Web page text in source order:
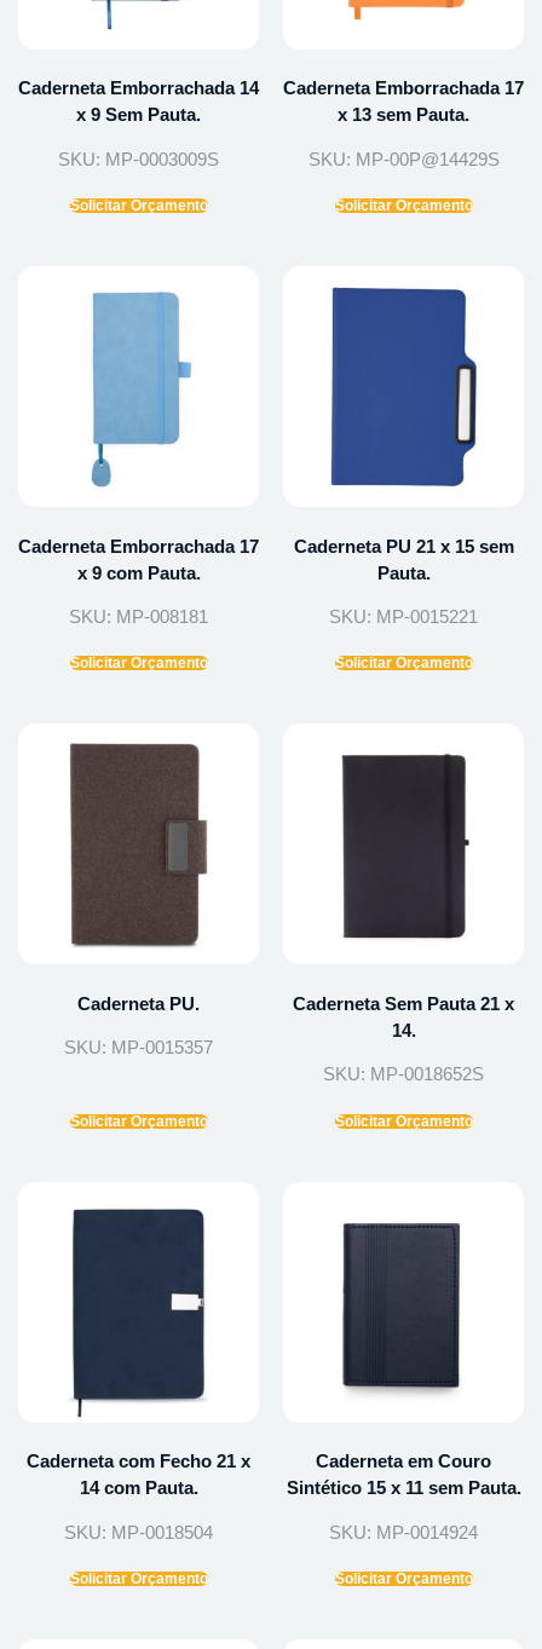
Caderneta Emborrachada 14
x 9 Sem Pauta.
SKU: MP-0003009S
Solicitar Orçamento
Caderneta Emborrachada 17
x 13 sem Pauta.
SKU: MP-00P@14429S
Solicitar Orçamento
Caderneta Emborrachada 17
x 9 com Pauta.
SKU: MP-008181
Solicitar Orçamento
Caderneta PU 21 x 15 sem
Pauta.
SKU: MP-0015221
Solicitar Orçamento
Caderneta PU.
SKU: MP-0015357
Solicitar Orçamento
Caderneta Sem Pauta 21 x
14.
SKU: MP-0018652S
Solicitar Orçamento
Caderneta com Fecho 21 x
14 com Pauta.
SKU: MP-0018504
Solicitar Orçamento
Caderneta em Couro
Sintético 15 x 11 sem Pauta.
SKU: MP-0014924
Solicitar Orçamento